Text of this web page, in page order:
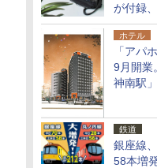
が付録
ホテル
「アパ
9月開業
神南駅
鉄道
銀座線
58本増